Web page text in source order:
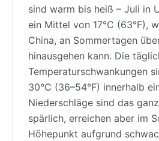
sind warm bis heiß – Juli in
ein Mittel von 17°C (63°F),
China, an Sommertagen
hinausgehen kann. Die
Temperaturschwankungen
30°C (36–54°F) innerhalb
Niederschläge sind das
spärlich, erreichen aber im
Höhepunkt aufgrund